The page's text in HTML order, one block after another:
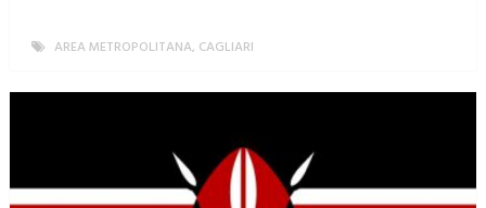
AREA METROPOLITANA, CAGLIARI